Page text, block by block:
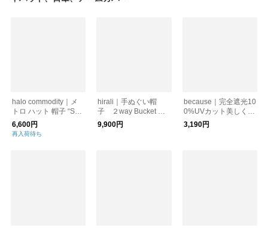
halo commodity｜メ
トロ ハット 帽子 “Salt
Path Hat” h261-411
6,600円
再入荷待ち
hirali｜手ぬぐい帽
子 ２way Bucket Hat
with Sunshade Mask
9,900円
because｜完全遮光10
0%UVカット美しく守
るフラワーアンブレラ
（晴雨兼用）日傘/紫
3,190円